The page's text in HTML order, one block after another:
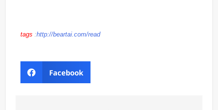
tags :http://beartai.com/read
Facebook